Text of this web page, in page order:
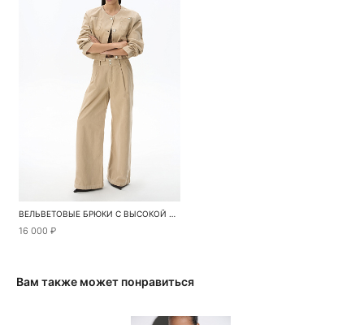
ВЕЛЬВЕТОВЫЕ БРЮКИ С ВЫСОКОЙ ПОСАДКОЙ
16 000 ₽
Вам также может понравиться